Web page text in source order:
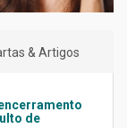
& Artigos
de